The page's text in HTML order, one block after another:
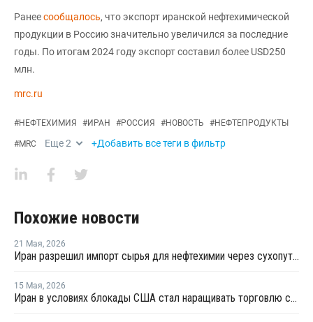
Ранеесообщалось, что экспорт иранской нефтехимической
продукции в Россию значительно увеличился за последние
годы. По итогам 2024 году экспорт составил более USD250
млн.
mrc.ru
#НЕФТЕХИМИЯ #ИРАН #РОССИЯ #НОВОСТЬ #НЕФТЕПРОДУКТЫ
#MRC Еще2 +Добавить все теги в фильтр
Похожие новости
21 Мая, 2026
Иран разрешил импорт сырья для нефтехимии через сухопутные границы
15 Мая, 2026
Иран в условиях блокады США стал наращивать торговлю с Китаем по железной дороге